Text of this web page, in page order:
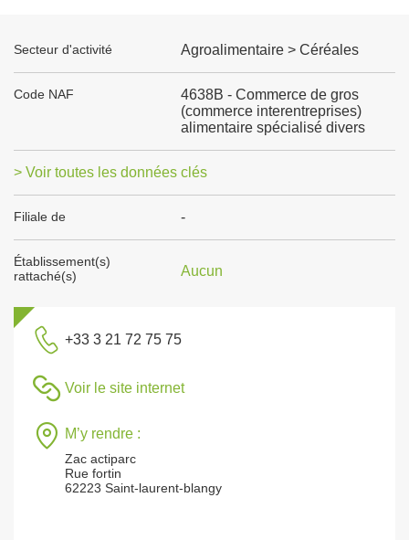
Secteur d'activité Agroalimentaire > Céréales
Code NAF
4638B - Commerce de gros
(commerce interentreprises)
alimentaire spécialisé divers
> Voir toutes les données clés
Filiale de -
Établissement(s)
rattaché(s)
Aucun
+33 3 21 72 75 75
Voir le site internet
M’y rendre :
Zac actiparc
Rue fortin
62223 Saint-laurent-blangy